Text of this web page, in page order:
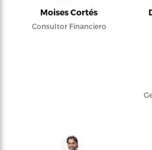
Moises Cortés
Consultor Financiero